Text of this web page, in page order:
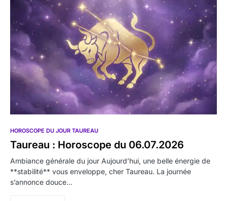
HOROSCOPE DU JOUR TAUREAU
Taureau : Horoscope du 06.07.2026
Ambiance générale du jour Aujourd’hui, une belle énergie de
**stabilité** vous enveloppe, cher Taureau. La journée
s’annonce douce…